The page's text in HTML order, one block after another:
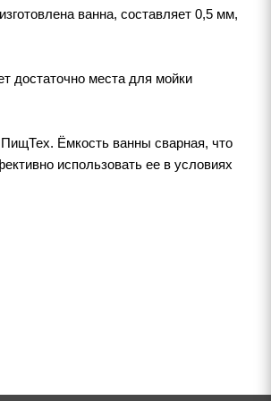
ванна, составляет 0,5 мм,
достаточно места для мойки
Ёмкость ванны сварная, что
использовать ее в условиях